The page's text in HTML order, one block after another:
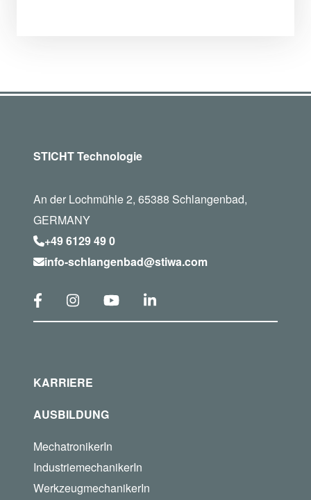
STICHT Technologie
An der Lochmühle 2, 65388 Schlangenbad,
GERMANY
+49 6129 49 0
info-schlangenbad@stiwa.com
KARRIERE
AUSBILDUNG
MechatronikerIn
IndustriemechanikerIn
WerkzeugmechanikerIn